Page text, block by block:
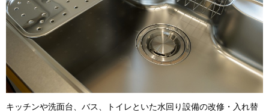
キッチンや洗面台、バス、トイレといた水回り設備の改修・入れ替